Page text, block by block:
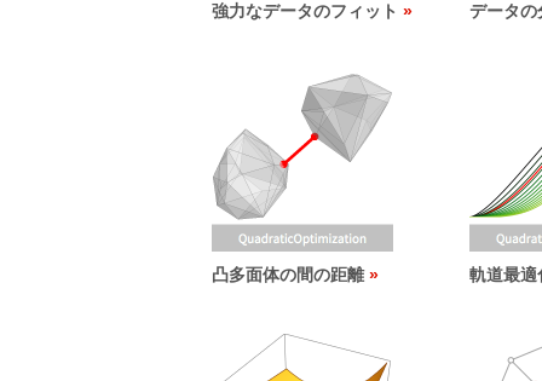
強力なデータのフィット データの
凸多面体の間の距離 軌道最適